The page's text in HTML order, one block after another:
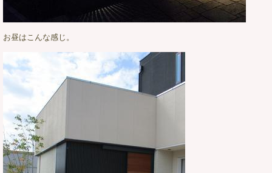
お昼はこんな感じ。